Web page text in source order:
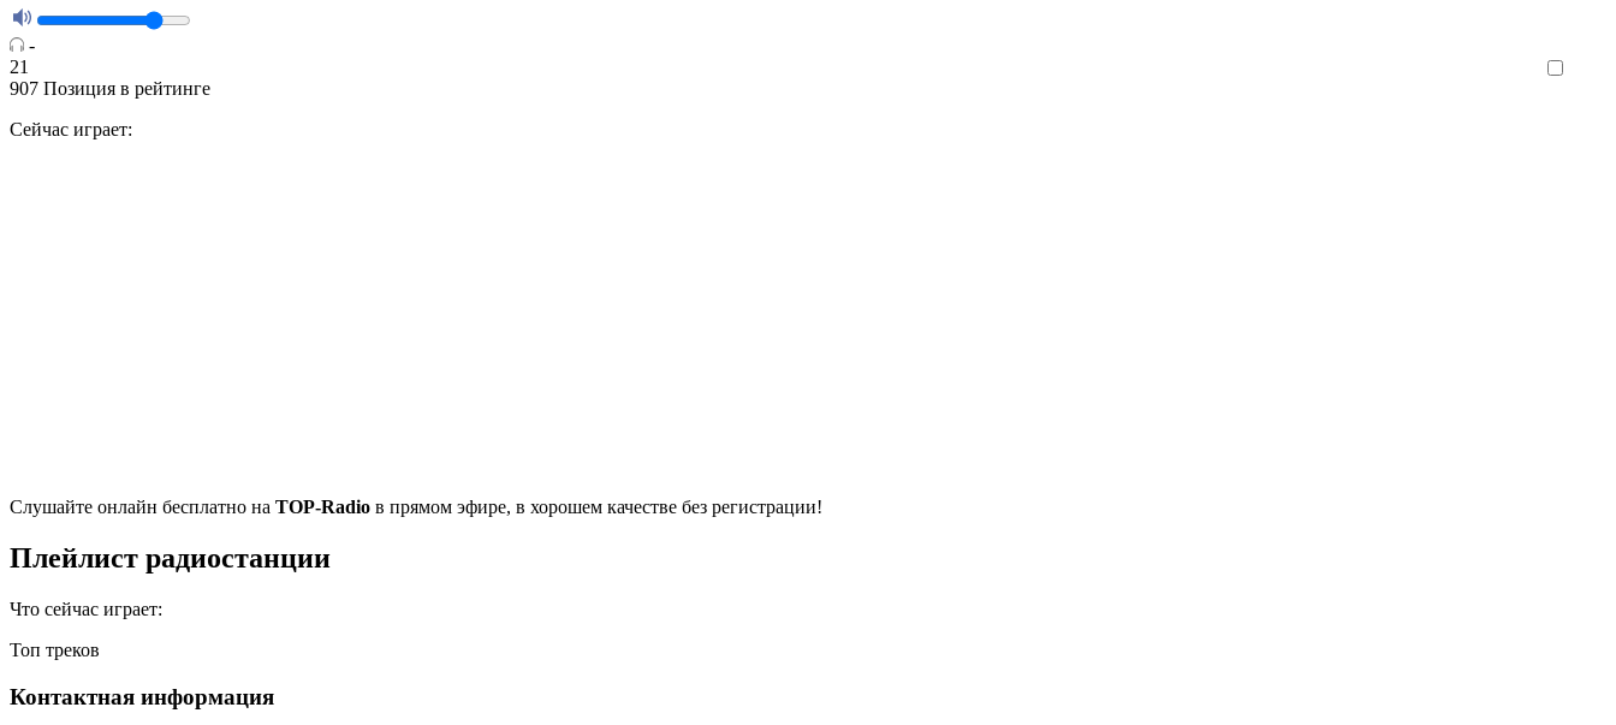
-
21
907 Позиция в рейтинге
Сейчас играет:
Cлушайте онлайн бесплатно на TOP-Radio в прямом эфире, в хорошем качестве без регистрации!
Плейлист радиостанции
Что сейчас играет:
Топ треков
Контактная информация